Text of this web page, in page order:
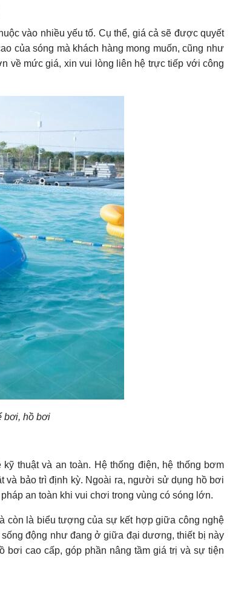
vào nhiều yếu tố. Cụ thể, giá cả sẽ được quyết
của sóng mà khách hàng mong muốn, cũng như
về mức giá, xin vui lòng liên hệ trực tiếp với công
bơi, hồ bơi
thuật và an toàn. Hệ thống điện, hệ thống bơm
và bảo trì định kỳ. Ngoài ra, người sử dụng hồ bơi
an toàn khi vui chơi trong vùng có sóng lớn.
còn là biểu tượng của sự kết hợp giữa công nghệ
động như đang ở giữa đại dương, thiết bị này
bơi cao cấp, góp phần nâng tầm giá trị và sự tiện